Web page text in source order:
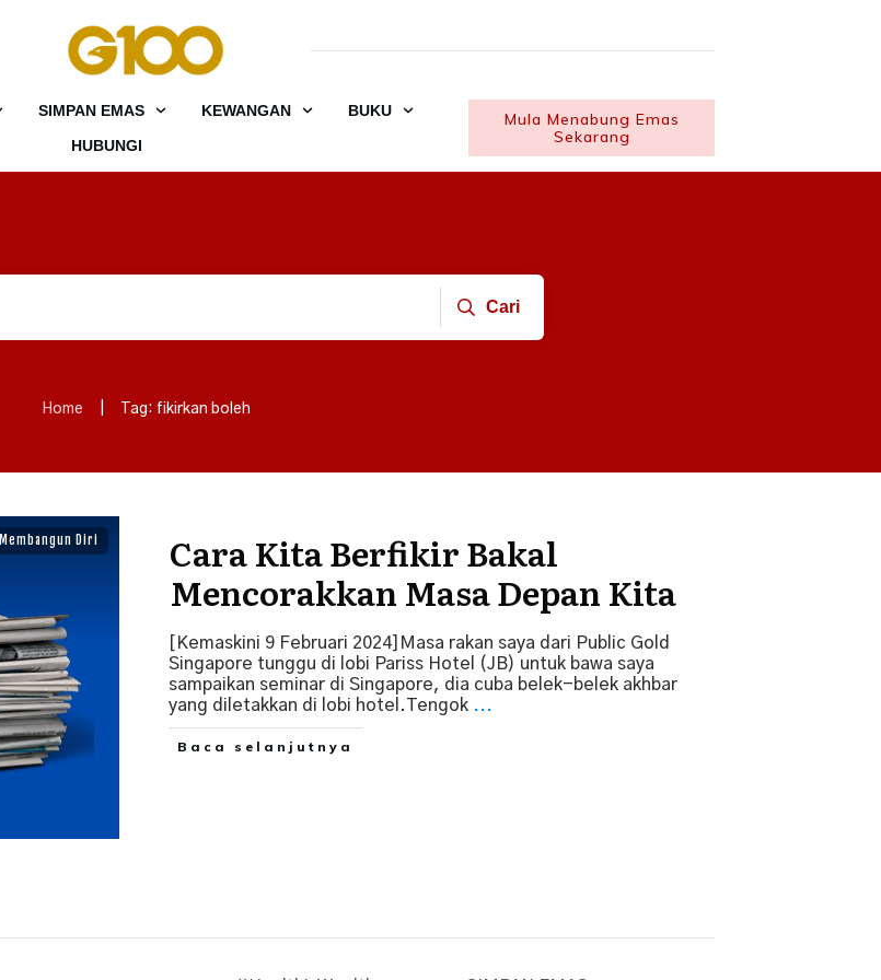
SIMPAN EMAS KEWANGAN
BUKU
HUBUNGI
Mula Menabung Emas
Sekarang
Cari
Home Tag: fikirkan boleh
Membangun Diri
Cara Kita Berfikir Bakal
Mencorakkan Masa Depan Kita
[Kemaskini 9 Februari 2024]Masa rakan saya dari Public Gold
Singapore tunggu di lobi Pariss Hotel (JB) untuk bawa saya
sampaikan seminar di Singapore, dia cuba belek-belek akhbar
yang diletakkan di lobi hotel.Tengok ...
Baca selanjutnya